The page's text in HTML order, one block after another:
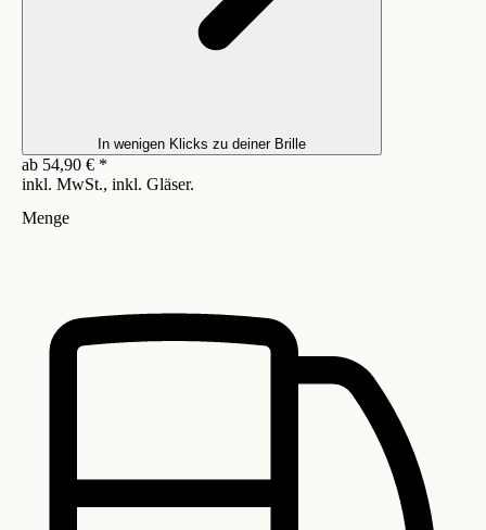
In wenigen Klicks zu deiner Brille
ab 54,90 € *
inkl. MwSt., inkl. Gläser.
Menge